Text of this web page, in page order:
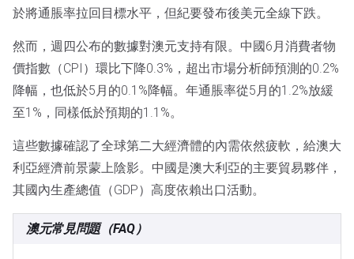
於將通脹率拉回目標水平，但紀要發布後美元全線下跌。
然而，週四公布的數據對澳元支持有限。中國6月消費者物
價指數（CPI）環比下降0.3%，超出市場分析師預測的0.2%
降幅，也低於5月的0.1%降幅。年通脹率從5月的1.2%放緩
至1%，同樣低於預期的1.1%。
這些數據確認了全球第二大經濟體的內需依然疲軟，給澳大
利亞經濟前景蒙上陰影。中國是澳大利亞的主要貿易夥伴，
其國內生產總值（GDP）高度依賴出口活動。
澳元常見問題（FAQ）